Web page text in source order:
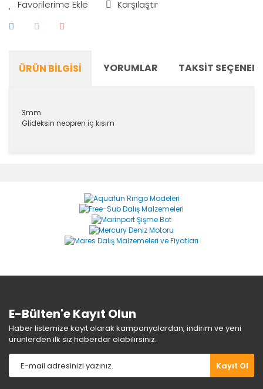
Karşılaştır
ÜRÜN BILGISI YORUMLAR TAKSIT
3mm
Glideksin neopren iç kısım
Yorum Yaz
Ürün resmi kalitesiz, bozuk veya görüntülenemiyor.
Ürün açıklamasında eksik bilgiler bulunuyor.
Ürün bilgilerinde hatalar bulunuyor.
E-Bülten'e Kayıt Olun
Haber listemize kayıt olarak kampanyalardan, indirim ve yeni
ürünlerden ilk siz haberdar olabilirsiniz.
Kayıt Ol